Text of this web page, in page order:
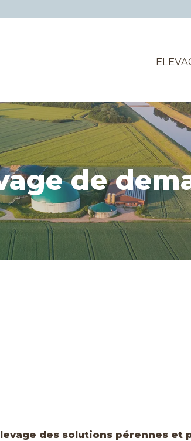
de
des solutions pérennes